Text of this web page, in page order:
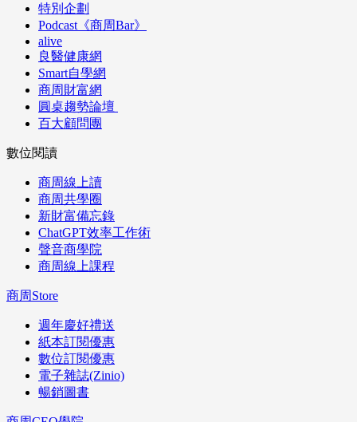
特別企劃
Podcast《商周Bar》
alive
良醫健康網
Smart自學網
商周財富網
圓桌趨勢論壇
百大顧問團
數位閱讀
商周線上讀
商周共學圈
新財富備忘錄
ChatGPT效率工作術
聲音商學院
商周線上課程
商周Store
週年慶好禮送
紙本訂閱優惠
數位訂閱優惠
電子雜誌(Zinio)
暢銷圖書